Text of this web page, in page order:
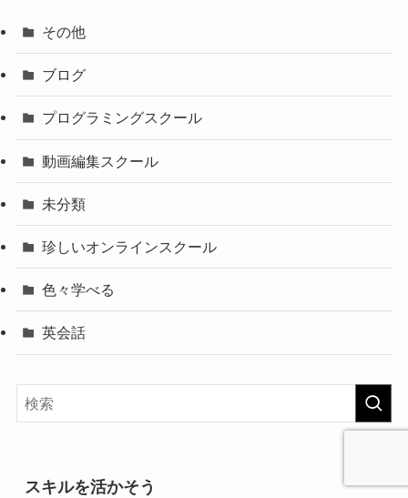
その他
ブログ
プログラミングスクール
動画編集スクール
未分類
珍しいオンラインスクール
色々学べる
英会話
スキルを活かそう